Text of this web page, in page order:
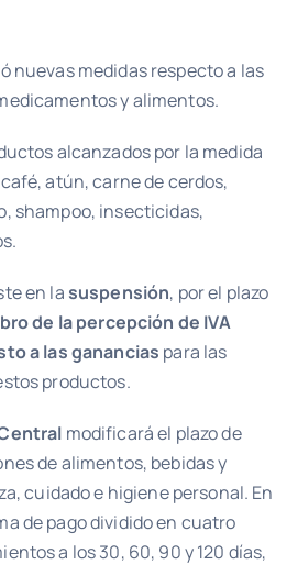
nuevas medidas respecto a las
y alimentos.
alcanzados por la medida
atún, carne de cerdos,
shampoo, insecticidas,
en lasuspensión, por el plazo
de la percepción de IVA
a las ganancias para las
productos.
modificará el plazo de
de alimentos, bebidas y
cuidado e higiene personal. En
de pago dividido en cuatro
a los 30, 60, 90 y 120 días,